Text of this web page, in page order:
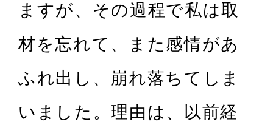
ますが、その過程で私は取
材を忘れて、また感情があ
ふれ出し、崩れ落ちてしま
いました。理由は、以前経